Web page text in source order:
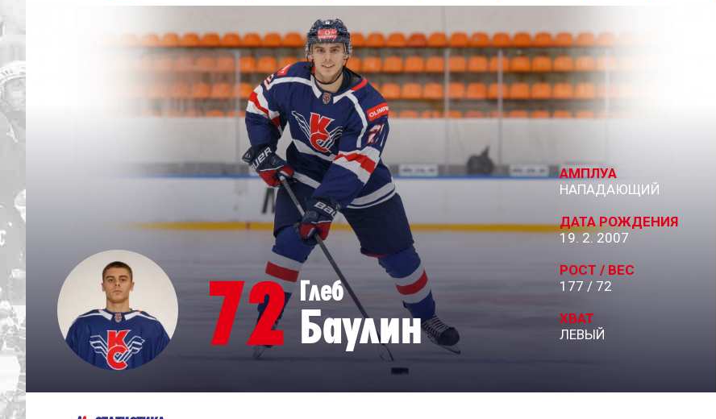
Локо
МХК Динамо СПб
МХК Динамо-М
МХК Спартак
СКА-1946
Дивизион Серебряный
Академия СКА
АКМ-Юниор
Амурские Тигры
Красная Машина-Юниор
Крылья Советов
МХК Спартак-МАХ
Мамонты Югры
Омские Ястребы
Стальные Лисы
Чайка
Дивизион Серебряный
АКМ-Новомосковск
Красноярские Рыси
Ладья
Локо-76
МХК Молот
Сибирские Cнайперы
Текстовые трансляции
Интернет-магазин
Приложение МХЛ
72 Глеб
Баулин
АМПЛУА
НАПАДАЮЩИЙ
ДАТА РОЖДЕНИЯ
19. 2. 2007
РОСТ / ВЕС
177 / 72
ХВАТ
ЛЕВЫЙ